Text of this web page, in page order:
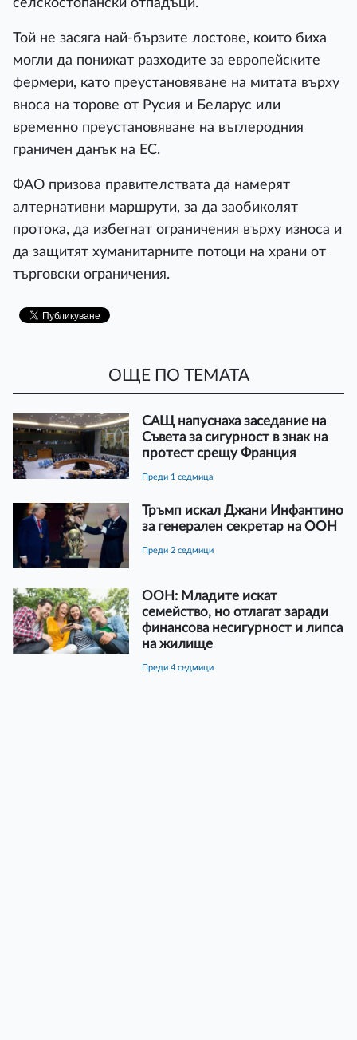
селскостопански отпадъци.
Той не засяга най-бързите лостове, които биха
могли да понижат разходите за европейските
фермери, като преустановяване на митата върху
вноса на торове от Русия и Беларус или
временно преустановяване на въглеродния
граничен данък на ЕС.
ФАО призова правителствата да намерят
алтернативни маршрути, за да заобиколят
протока, да избегнат ограничения върху износа и
да защитят хуманитарните потоци на храни от
търговски ограничения.
ОЩЕ ПО ТЕМАТА
САЩ напуснаха заседание на
Съвета за сигурност в знак на
протест срещу Франция
преди 1 седмица
Тръмп искал Джани Инфантино
за генерален секретар на ООН
преди 2 седмици
ООН: Младите искат
семейство, но отлагат заради
финансова несигурност и липса
на жилище
преди 4 седмици